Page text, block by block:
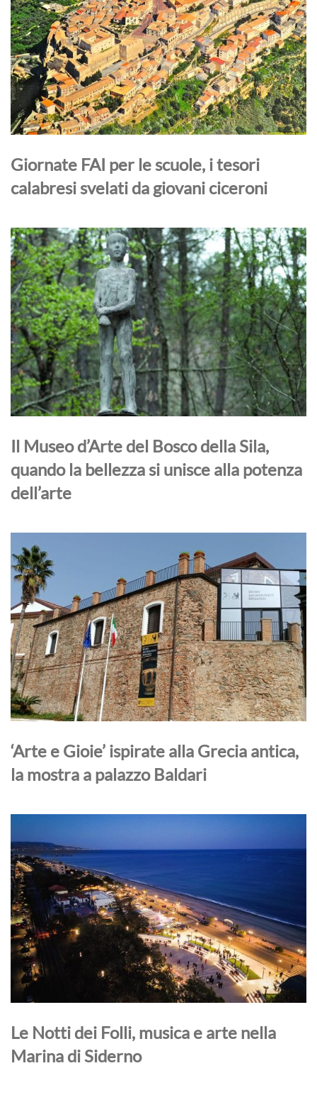
Giornate FAI per le scuole, i tesori
calabresi svelati da giovani ciceroni
Il Museo d’Arte del Bosco della Sila,
quando la bellezza si unisce alla potenza
dell’arte
‘Arte e Gioie’ ispirate alla Grecia antica,
la mostra a palazzo Baldari
Le Notti dei Folli, musica e arte nella
Marina di Siderno